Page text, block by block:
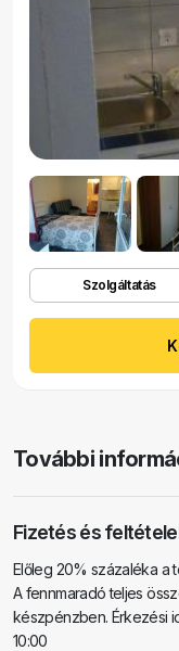
Szolgáltatás
További
Fizetés és
Előleg 20% ​​százaléka a
A fennmaradó teljes
készpénzben. Érkezési
10:00